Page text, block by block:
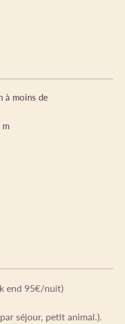
à moins de
end 95€/nuit)
séjour, petit animal.).